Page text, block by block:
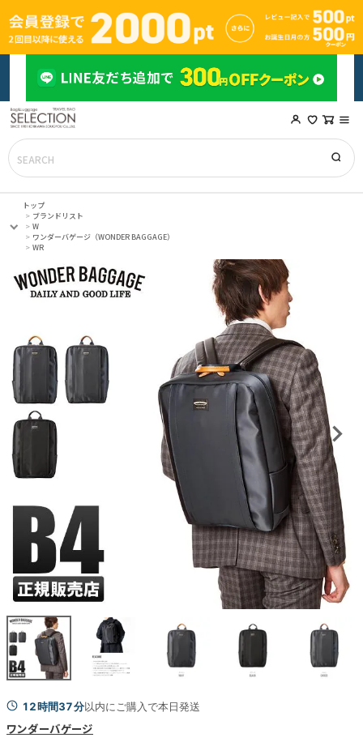
トップ
ブランドリスト
W
ワンダーバゲージ（WONDER BAGGAGE）
WR
12時間37分以内にご購入で本日発送
ワンダーバゲージ